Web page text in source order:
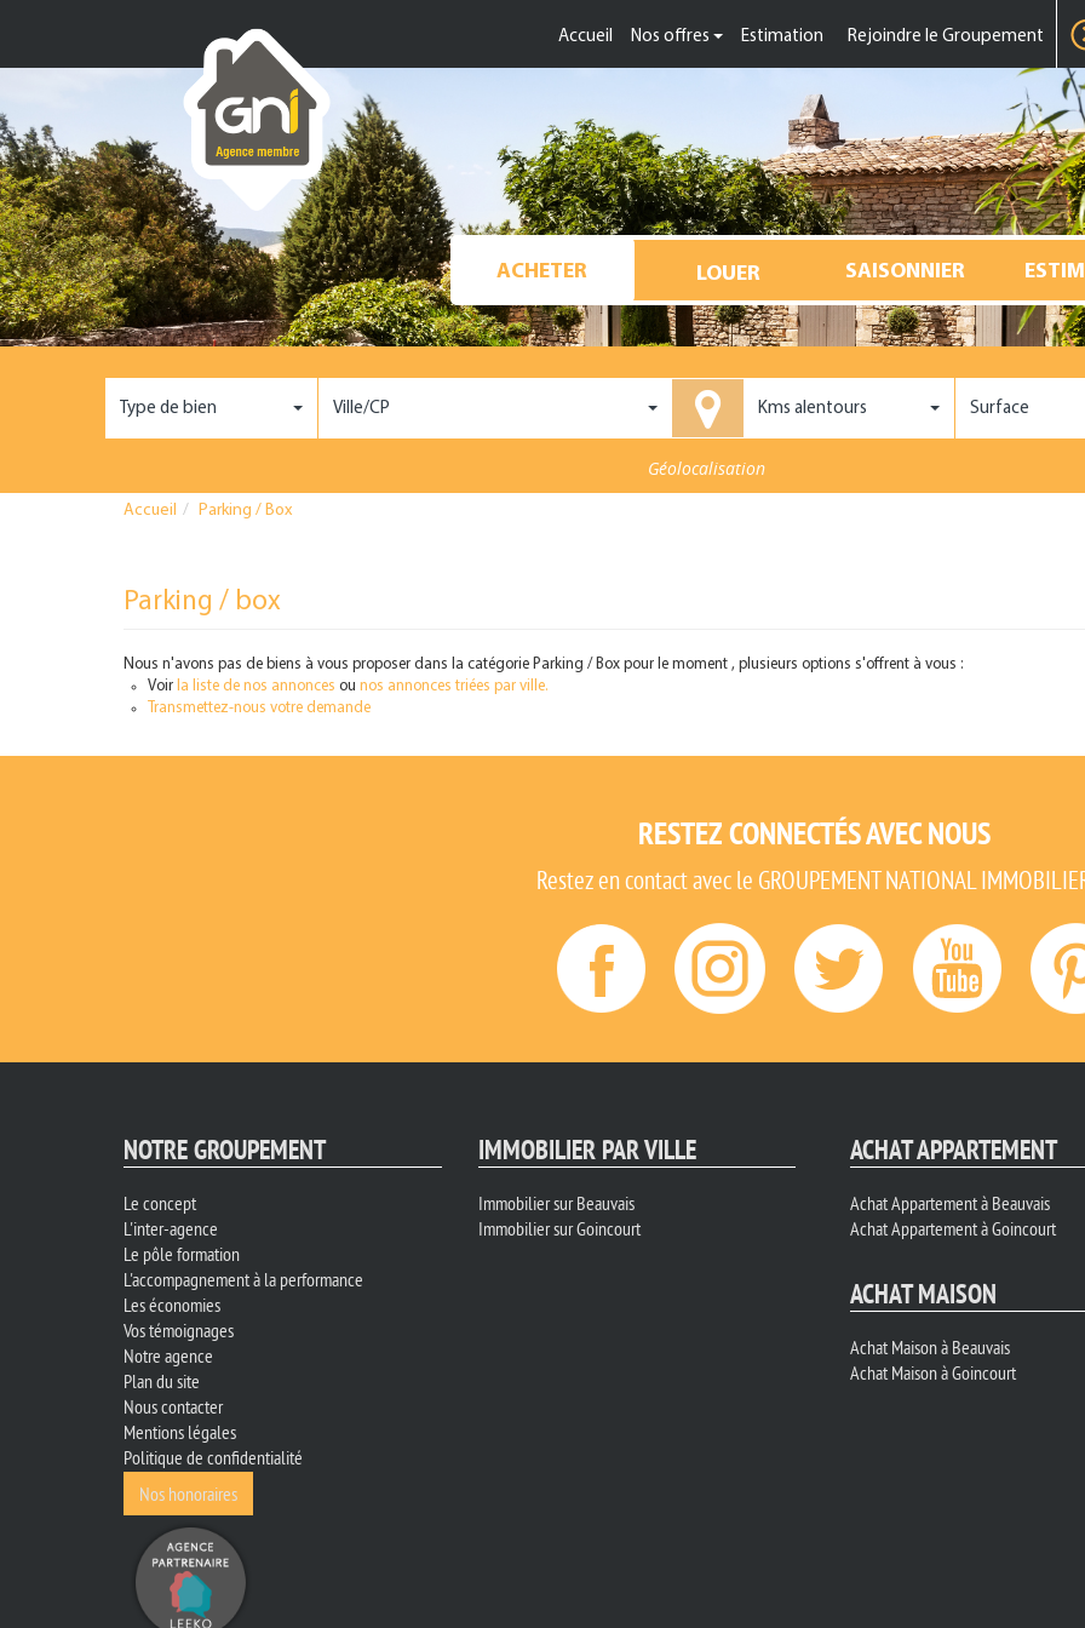
Accueil Nos offres Estimation Rejoindre le Groupement
Type de bien Ville/CP Kms alentours Surface
Géolocalisation
Accueil Parking / Box
Parking / box
Nous n'avons pas de biens à vous proposer dans la catégorie Parking / Box pour le moment , plusieurs options s'offrent à vous :
Voir la liste de nos annonces ou nos annonces triées par ville.
Transmettez-nous votre demande
RESTEZ CONNECTÉS AVEC NOUS
Restez en contact avec le GROUPEMENT NATIONAL
NOTRE GROUPEMENT
Le concept
L'inter-agence
Le pôle formation
L'accompagnement à la performance
Les économies
Vos témoignages
Notre agence
Plan du site
Nous contacter
Mentions légales
Politique de confidentialité
Nos honoraires
IMMOBILIER PAR VILLE
Immobilier sur Beauvais
Immobilier sur Goincourt
ACHAT APPARTEMENT
Achat Appartement à Beauvais
Achat Appartement à Goincourt
ACHAT MAISON
Achat Maison à Beauvais
Achat Maison à Goincourt